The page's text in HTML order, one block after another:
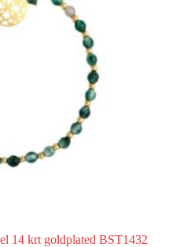
14 krt goldplated BST1432